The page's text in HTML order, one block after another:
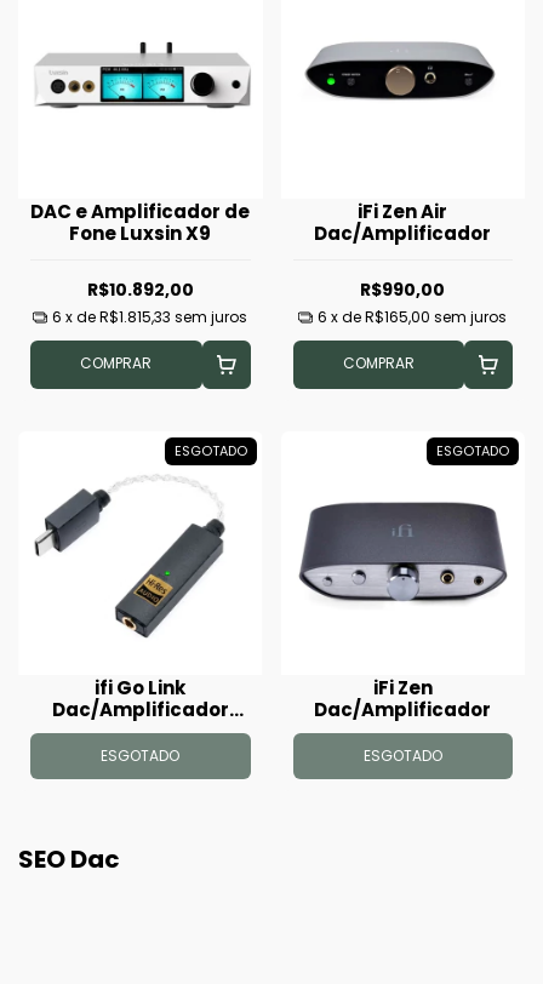
DAC e Amplificador de
Fone Luxsin X9
R$10.892,00
6 x deR$1.815,33 sem juros
COMPRAR
iFi Zen Air
Dac/Amplificador
R$990,00
6 x deR$165,00 sem juros
COMPRAR
ESGOTADO
ifi Go Link
Dac/Amplificador
Portátil
ESGOTADO
ESGOTADO
iFi Zen
Dac/Amplificador
ESGOTADO
SEO Dac